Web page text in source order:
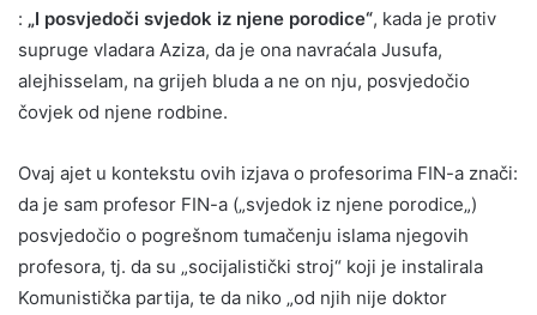
: „I posvjedoči svjedok iz njene porodice“, kada je protiv
supruge vladara Aziza, da je ona navraćala Jusufa,
alejhisselam, na grijeh bluda a ne on nju, posvjedočio
čovjek od njene rodbine.
Ovaj ajet u kontekstu ovih izjava o profesorima FIN-a znači:
da je sam profesor FIN-a („svjedok iz njene porodice„)
posvjedočio o pogrešnom tumačenju islama njegovih
profesora, tj. da su „socijalistički stroj“ koji je instalirala
Komunistička partija, te da niko „od njih nije doktor